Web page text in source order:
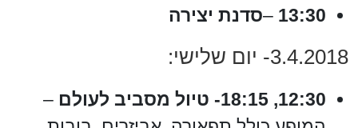
13:30
–סדנת יצירה
3.4.2018- יום שלישי:
12:30, 18:15- טיול מסביב לעולם
–